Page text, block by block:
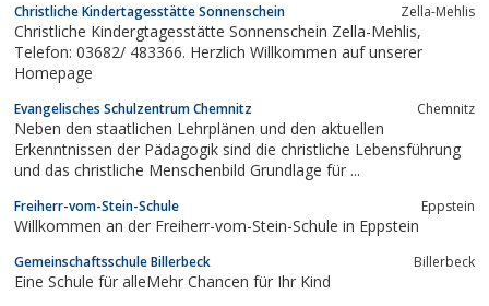
Christliche Kindertagesstätte Sonnenschein Zella-Mehlis
Christliche Kindergtagesstätte Sonnenschein Zella-Mehlis,
Telefon: 03682/ 483366. Herzlich Willkommen auf unserer
Homepage
Evangelisches Schulzentrum Chemnitz Chemnitz
Neben den staatlichen Lehrplänen und den aktuellen
Erkenntnissen der Pädagogik sind die christliche Lebensführung
und das christliche Menschenbild Grundlage für ...
Freiherr-vom-Stein-Schule Eppstein
Willkommen an der Freiherr-vom-Stein-Schule in Eppstein
Gemeinschaftsschule Billerbeck Billerbeck
Eine Schule für alleMehr Chancen für Ihr Kind